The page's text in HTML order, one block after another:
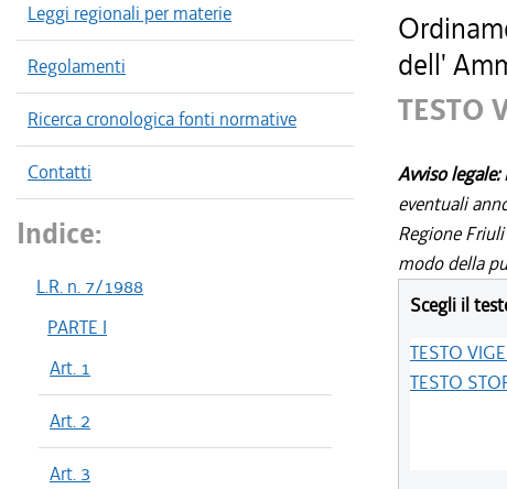
Leggi regionali per materie
Regolamenti
Ricerca cronologica fonti normative
Contatti
Indice:
L.R. n. 7/1988
PARTE I
Art. 1
Art. 2
Art. 3
dell'
TESTO
Avviso legale:
eventuali
Regione
modo della
Scegli il
TESTO
TESTO